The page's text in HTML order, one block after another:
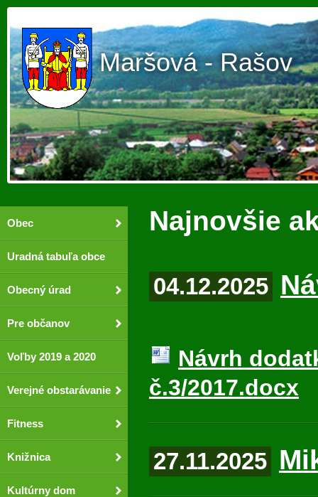
Maršová - Rašov
Obec
Uradná tabuľa obce
Obecný úrad
Pre občanov
Voľby 2019 a 2020
Verejné obstarávanie
Fitness
Knižnica
Kultúrny dom
Najnovšie
04.12.2025
Návrh
č.3/2017.docx
27.11.2025